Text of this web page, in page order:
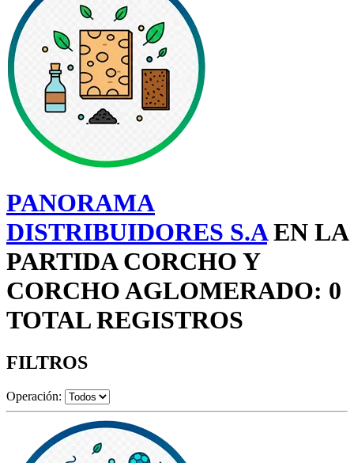
PANORAMA
DISTRIBUIDORES S.AEN LA
PARTIDA CORCHO Y
CORCHO AGLOMERADO: 0
TOTAL REGISTROS
FILTROS
Operación: